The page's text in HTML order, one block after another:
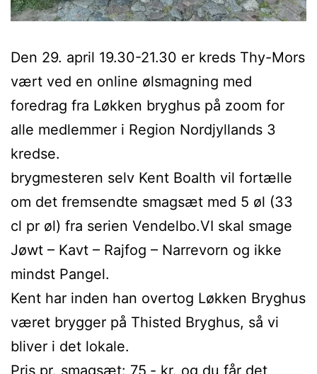
Den 29. april 19.30-21.30 er kreds Thy-Mors
vært ved en online ølsmagning med
foredrag fra Løkken bryghus på zoom for
alle medlemmer i Region Nordjyllands 3
kredse.
brygmesteren selv Kent Boalth vil fortælle
om det fremsendte smagsæt med 5 øl (33
cl pr øl) fra serien Vendelbo.VI skal smage
Jøwt – Kavt – Rajfog – Narrevorn og ikke
mindst Pangel.
Kent har inden han overtog Løkken Bryghus
været brygger på Thisted Bryghus, så vi
bliver i det lokale.
Pris pr. smagsæt: 75,- kr. og du får det